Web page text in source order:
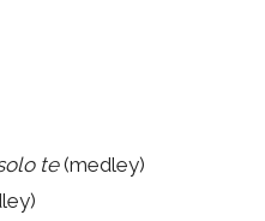
te(medley)